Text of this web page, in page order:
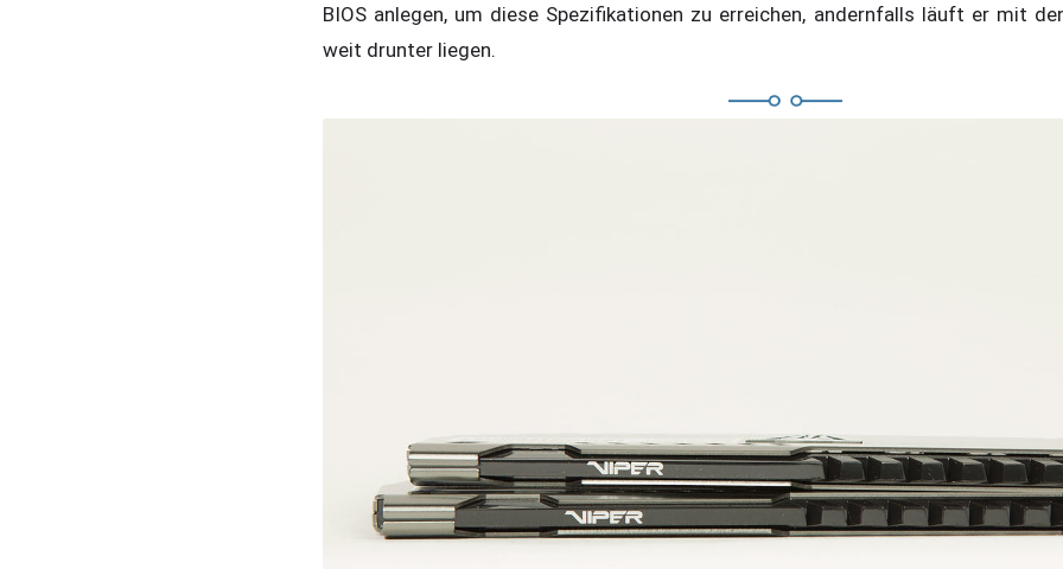
BIOS anlegen, um diese Spezifikationen zu erreichen, andernfalls läuft er mit
weit drunter liegen.